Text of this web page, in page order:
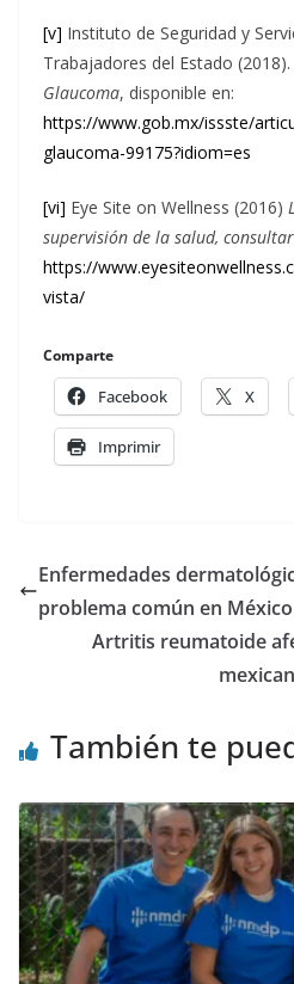
[v] Instituto de Seguridad y
Trabajadores del Estado (2018).
Glaucoma, disponible en:
https://www.gob.mx/issste/
glaucoma-99175?idiom=es
[vi] Eye Site on Wellness (2016)
supervisión de la salud,
https://
vista/
Comparte
Facebook X
Imprimir
Enfermedades
problema común en México
Artritis reumatoide
También te